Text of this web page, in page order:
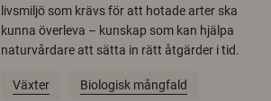
livsmiljö som krävs för att hotade arter ska
kunna överleva – kunskap som kan hjälpa
naturvårdare att sätta in rätt åtgärder i tid.
Växter Biologisk mångfald